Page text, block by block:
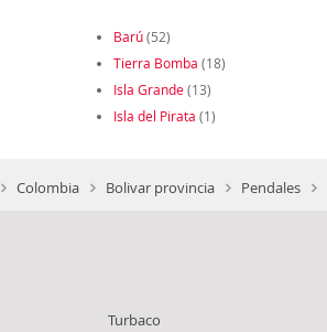
Barú(52)
Tierra Bomba (18)
Isla Grande(13)
Isla del Pirata (1)
Colombia Bolivar provincia Pendales
Turbaco